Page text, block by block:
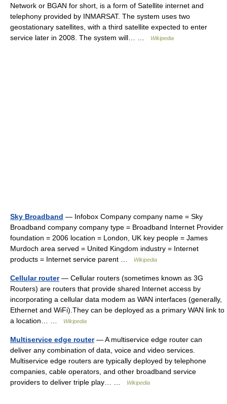
Network or BGAN for short, is a form of Satellite internet and
telephony provided by INMARSAT. The system uses two
geostationary satellites, with a third satellite expected to enter
service later in 2008. The system will… …
Wikipedia
Sky Broadband — Infobox Company company name = Sky
Broadband company company type = Broadband Internet Provider
foundation = 2006 location = London, UK key people = James
Murdoch area served = United Kingdom industry = Internet
products = Internet service parent …
Wikipedia
Cellular router— Cellular routers (sometimes known as 3G
Routers) are routers that provide shared Internet access by
incorporating a cellular data modem as WAN interfaces (generally,
Ethernet and WiFi).They can be deployed as a primary WAN link to
a location… …
Wikipedia
Multiservice edge router— A multiservice edge router can
deliver any combination of data, voice and video services.
Multiservice edge routers are typically deployed by telephone
companies, cable operators, and other broadband service
providers to deliver triple play… …
Wikipedia